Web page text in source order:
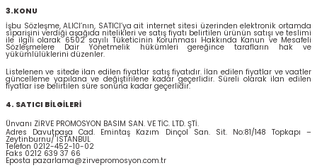
3.KONU
İşbu Sözleşme, ALICI’nın, SATICI’ya ait internet sitesi üzerinden elektronik ortamda
siparişini verdiği aşağıda nitelikleri ve satış fiyatı belirtilen ürünün satışı ve teslimi
ile ilgili olarak 6502 sayılı Tüketicinin Korunması Hakkında Kanun ve Mesafeli
Sözleşmelere Dair Yönetmelik hükümleri gereğince tarafların hak ve
yükümlülüklerini düzenler.
Listelenen ve sitede ilan edilen fiyatlar satış fiyatıdır. İlan edilen fiyatlar ve vaatler
güncelleme yapılana ve değiştirilene kadar geçerlidir. Süreli olarak ilan edilen
fiyatlar ise belirtilen süre sonuna kadar geçerlidir.
4. SATICI BİLGİLERİ
Ünvanı ZİRVE PROMOSYON BASIM SAN. VE TİC. LTD. ŞTİ.
Adres Davutpaşa Cad. Emintaş Kazım Dinçol San. Sit. No:81/148 Topkapı –
Zeytinburnu/ İSTANBUL
Telefon 0212-452-10-02
Faks 0212 639 37 66
Eposta pazarlama@zirvepromosyon.com.tr